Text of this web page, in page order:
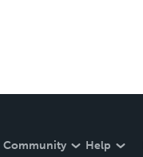
Community Help